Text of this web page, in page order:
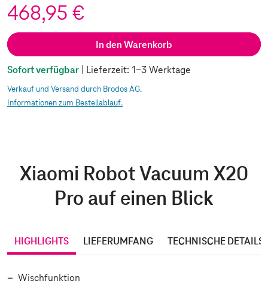
468,95 €
In den Warenkorb
Sofort verfügbar | Lieferzeit: 1-3 Werktage
Verkauf und Versand durch Brodos AG.
Informationen zum Bestellablauf.
Xiaomi Robot Vacuum X20
Pro auf einen Blick
HIGHLIGHTS LIEFERUMFANG TECHNISCHE DETAILS
Wischfunktion